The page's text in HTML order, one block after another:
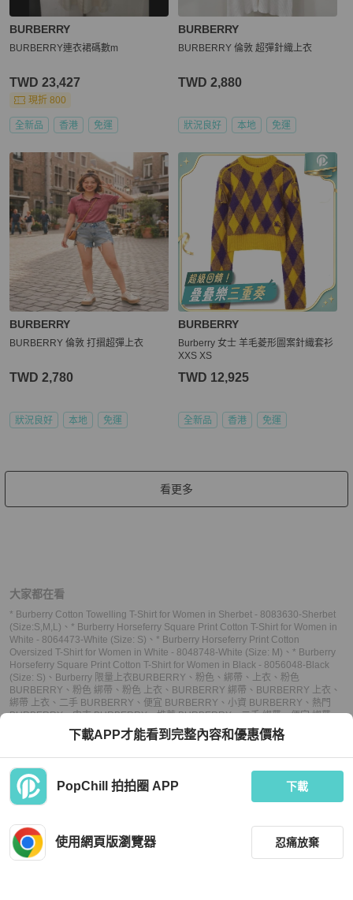
BURBERRY
BURBERRY連衣裙碼數m
TWD 23,427
現折 800
全新品 香港 免運
BURBERRY
BURBERRY 倫敦 超彈針織上衣
TWD 2,880
狀況良好 本地 免運
BURBERRY
BURBERRY 倫敦 打摺超彈上衣
TWD 2,780
狀況良好 本地 免運
BURBERRY
Burberry 女士 羊毛菱形圖案針織套衫
XXS XS
TWD 12,925
全新品 香港 免運
看更多
大家都在看
* Burberry Cotton Towelling T-Shirt for Women in Sherbet - 8083630-Sherbet
(Size:S,M,L) 、 * Burberry Horseferry Square Print Cotton T-Shirt for Women in
White - 8064473-White (Size: S) 、 * Burberry Horseferry Print Cotton
Oversized T-Shirt for Women in White - 8048748-White (Size: M) 、 * Burberry
Horseferry Square Print Cotton T-Shirt for Women in Black - 8056048-Black
(Size: S) 、 Burberry 限量上衣BURBERRY 、 粉色 、 綁帶 、 上衣 、 粉色
BURBERRY 、 粉色 綁帶 、 粉色 上衣 、 BURBERRY 綁帶 、 BURBERRY 上衣 、
綁帶 上衣 、 二手 BURBERRY 、 便宜 BURBERRY 、 小資 BURBERRY 、 熱門
BURBERRY、中古 BURBERRY、推薦 BURBERRY、二手 綁帶、便宜 綁帶、
熱門 綁帶、中古 綁帶、推薦 綁帶 、 二手 上衣、便宜 上衣
、 中古 上衣 、推薦 上衣
下載APP才能看到完整內容和優惠價格
PopChill 拍拍圈 APP 下載
使用網頁版瀏覽器 忍痛放棄